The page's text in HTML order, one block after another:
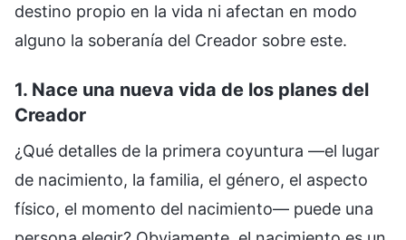
destino propio en la vida ni afectan en modo
alguno la soberanía del Creador sobre este.
1. Nace una nueva vida de los planes del
Creador
¿Qué detalles de la primera coyuntura —el lugar
de nacimiento, la familia, el género, el aspecto
físico, el momento del nacimiento— puede una